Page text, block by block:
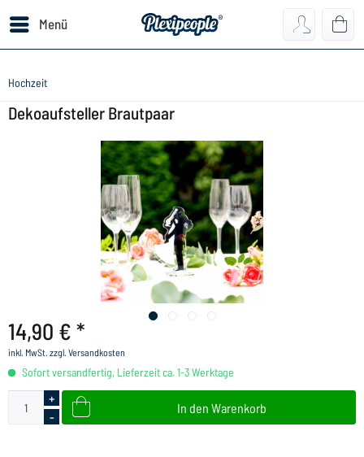
Menü
Hochzeit
Dekoaufsteller Brautpaar
14,90 € *
inkl. MwSt. zzgl. Versandkosten
Sofort versandfertig, Lieferzeit ca. 1-3 Werktage
+
-
In den Warenkorb